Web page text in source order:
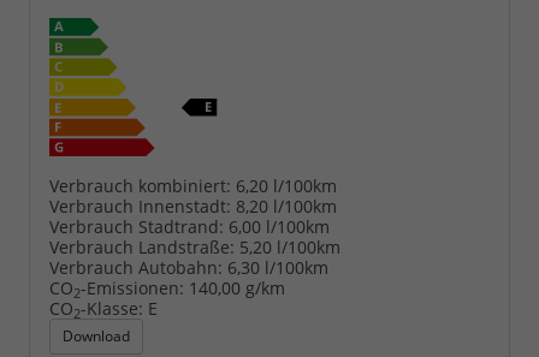
Verbrauch kombiniert: 6,20 l/100km
Verbrauch Innenstadt: 8,20 l/100km
Verbrauch Stadtrand: 6,00 l/100km
Verbrauch Landstraße: 5,20 l/100km
Verbrauch Autobahn: 6,30 l/100km
CO2-Emissionen: 140,00 g/km
CO2-Klasse: E
Download